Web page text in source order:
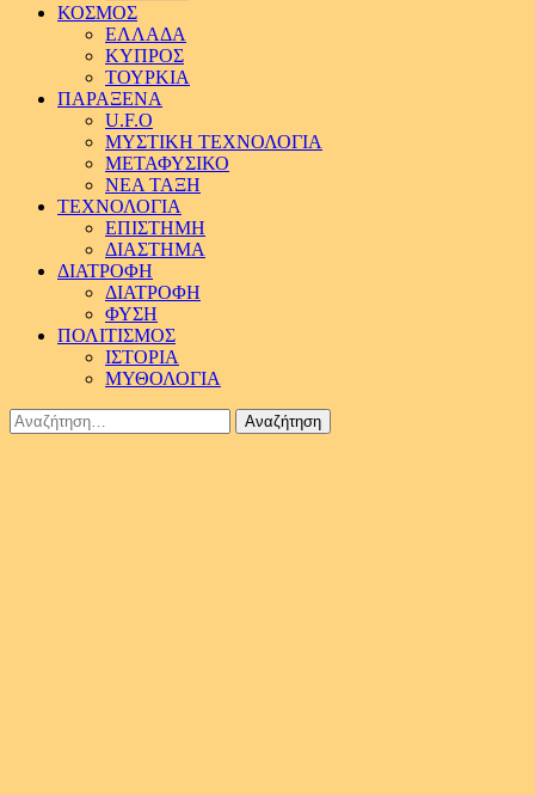
ΚΟΣΜΟΣ
ΕΛΛΑΔΑ
ΚΥΠΡΟΣ
ΤΟΥΡΚΙΑ
ΠΑΡΑΞΕΝΑ
U.F.O
ΜΥΣΤΙΚΗ ΤΕΧΝΟΛΟΓΙΑ
ΜΕΤΑΦΥΣΙΚΟ
ΝΕΑ ΤΑΞΗ
ΤΕΧΝΟΛΟΓΙΑ
ΕΠΙΣΤΗΜΗ
ΔΙΑΣΤΗΜΑ
ΔΙΑΤΡΟΦΗ
ΔΙΑΤΡΟΦΗ
ΦΥΣΗ
ΠΟΛΙΤΙΣΜΟΣ
ΙΣΤΟΡΙΑ
ΜΥΘΟΛΟΓΙΑ
Αναζήτηση
για: